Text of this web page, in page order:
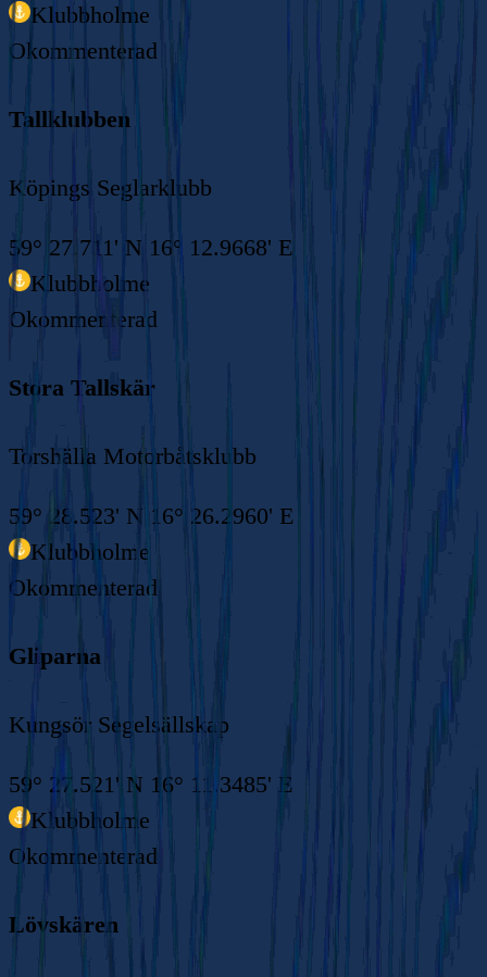
Klubbholme
Okommenterad
Tallklubben
Köpings Seglarklubb
59° 27.711' N 16° 12.9668' E
Klubbholme
Okommenterad
Stora Tallskär
Torshälla Motorbåtsklubb
59° 28.523' N 16° 26.2960' E
Klubbholme
Okommenterad
Gliparna
Kungsör Segelsällskap
59° 27.521' N 16° 11.3485' E
Klubbholme
Okommenterad
Lövskären